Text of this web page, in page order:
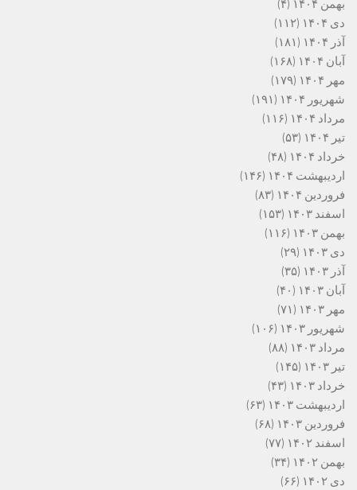
بهمن ۱۴۰۴
(۴)
دی ۱۴۰۴
(۱۱۲)
آذر ۱۴۰۴
(۱۸۱)
آبان ۱۴۰۴
(۱۶۸)
مهر ۱۴۰۴
(۱۷۹)
شهریور ۱۴۰۴
(۱۹۱)
مرداد ۱۴۰۴
(۱۱۶)
تیر ۱۴۰۴
(۵۳)
خرداد ۱۴۰۴
(۴۸)
اردیبهشت ۱۴۰۴
(۱۴۶)
فروردین ۱۴۰۴
(۸۳)
اسفند ۱۴۰۳
(۱۵۳)
بهمن ۱۴۰۳
(۱۱۶)
دی ۱۴۰۳
(۲۹)
آذر ۱۴۰۳
(۳۵)
آبان ۱۴۰۳
(۴۰)
مهر ۱۴۰۳
(۷۱)
شهریور ۱۴۰۳
(۱۰۶)
مرداد ۱۴۰۳
(۸۸)
تیر ۱۴۰۳
(۱۴۵)
خرداد ۱۴۰۳
(۴۳)
اردیبهشت ۱۴۰۳
(۶۳)
فروردین ۱۴۰۳
(۶۸)
اسفند ۱۴۰۲
(۷۷)
بهمن ۱۴۰۲
(۳۴)
دی ۱۴۰۲
(۶۶)